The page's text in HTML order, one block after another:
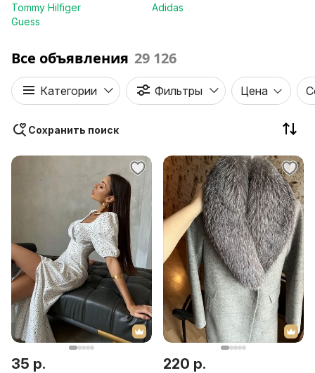
Tommy Hilfiger
Adidas
Guess
Все объявления 29 126
Категории Фильтры Цена
Сохранить поиск
35 р. 220 р.